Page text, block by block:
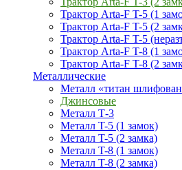
Трактор Arta-F T-5 (1
Трактор Arta-F T-5 (2
Трактор Arta-F T-5
Трактор Arta-F T-8 (1
Трактор Arta-F T-8 (2
Металлические
Металл «титан
Джинсовые
Металл Т-3
Металл T-5 (1 замок)
Металл T-5 (2 замка)
Металл T-8 (1 замок)
Металл T-8 (2 замка)